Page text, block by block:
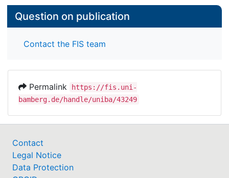
Question on publication
Contact the FIS team
Permalink
https://fis.uni-
bamberg.de/handle/uniba/43249
Contact
Legal Notice
Data Protection